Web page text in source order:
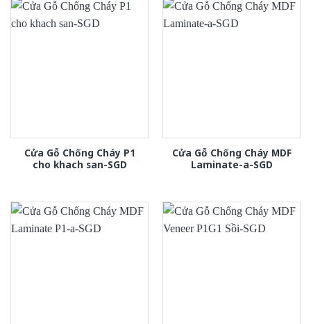
Cửa Gỗ Chống Cháy P1
cho khach san-SGD
Cửa Gỗ Chống Cháy MDF
Laminate-a-SGD